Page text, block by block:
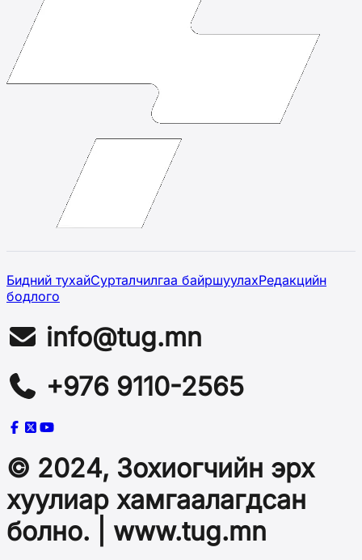
Бидний тухайСурталчилгаа байршуулахРедакцийн
бодлого
info@tug.mn
+976 9110-2565
© 2024, Зохиогчийн эрх
хуулиар хамгаалагдсан
болно. | www.tug.mn